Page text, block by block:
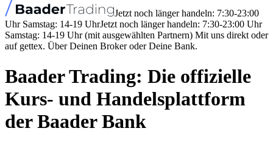
Jetzt noch länger handeln: 7:30-23:00
Uhr Samstag: 14-19 UhrJetzt noch länger handeln: 7:30-23:00 Uhr
Samstag: 14-19 Uhr (mit ausgewählten Partnern) Mit uns direkt oder
auf gettex. Über Deinen Broker oder Deine Bank.
Baader Trading: Die offizielle
Kurs- und Handelsplattform
der Baader Bank